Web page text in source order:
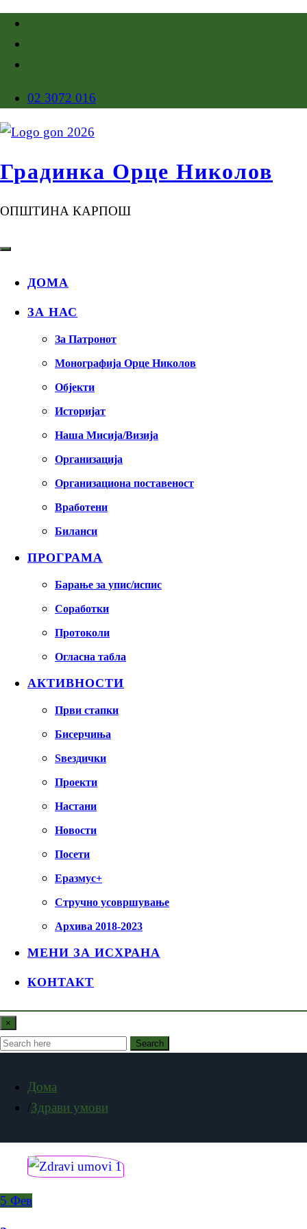
02 3072 016
Градинка Орце Николов
ОПШТИНА КАРПОШ
ДОМА
ЗА НАС
За Патронот
Монографија Орце Николов
Објекти
Историјат
Наша Мисија/Визија
Организација
Организациона поставеност
Вработени
Биланси
ПРОГРАМА
Барање за упис/испис
Соработки
Протоколи
Огласна табла
АКТИВНОСТИ
Први стапки
Бисерчиња
Ѕвездички
Проекти
Настани
Новости
Посети
Еразмус+
Стручно усовршување
Архива 2018-2023
МЕНИ ЗА ИСХРАНА
КОНТАКТ
×
Search
Дома
Здрави умови
5 Фев